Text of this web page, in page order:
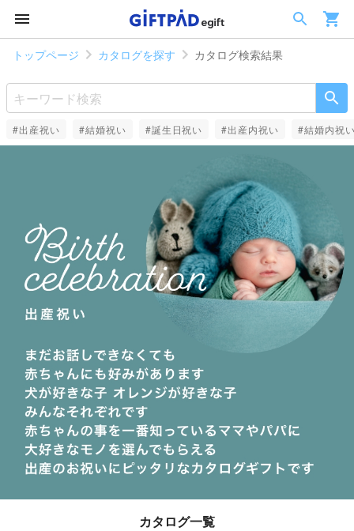
トップページ カタログを探す カタログ検索結果
#出産祝い #結婚祝い #誕生日祝い #出産内祝い #結婚内祝
カタログ一覧